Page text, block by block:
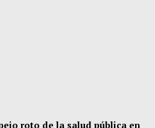
roto de la salud pública en